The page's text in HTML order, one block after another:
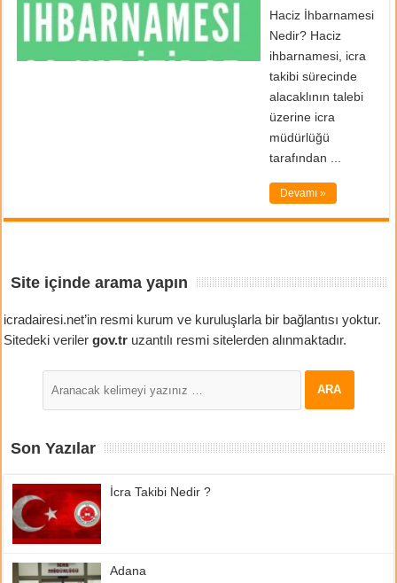
Haciz İhbarnamesi
Nedir? Haciz
ihbarnamesi, icra
takibi sürecinde
alacaklının talebi
üzerine icra
müdürlüğü
tarafından ...
Devamı »
Site içinde arama yapın
icradairesi.net’in resmi kurum ve kuruluşlarla bir bağlantısı yoktur.
Sitedeki verilergov.tr uzantılı resmi sitelerden alınmaktadır.
Son Yazılar
İcra Takibi Nedir ?
Adana